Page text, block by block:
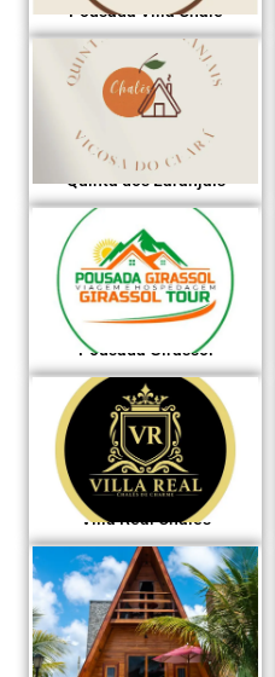
Pousada Villa Chalé
Quinta dos Laranjais
Pousada Girassol
Villa Real Chalés